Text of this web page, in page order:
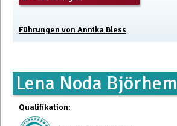
Führungen von Annika Bless
Lena Noda Björhem
Qualifikation: